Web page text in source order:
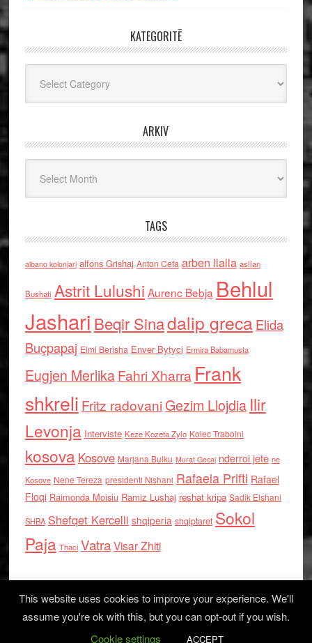
KATEGORITË
ARKIV
TAGS
albano kolonjari alfons Grishaj Anton Cefa arben llalla asllan
Bushati Astrit Lulushi Aurenc Bebja Behlul
Jashari Beqir Sinadalip grecaElida
Buçpapaj Elmi Berisha Enver Bytyci Ermira Babamusta
Eugjen MerlikaFahri Xharra Frank
shkreli Fritz radovaniGezim Llojdia Ilir
Levonja Interviste Keze Kozeta Zylo Kolec Traboini
kosova Kosove Marjana Bulku Murat Gecaj nderroi jete ne
Kosove Nene Tereza presidenti Nishani Rafaela Prifti Rafael
Floqi Raimonda Moisiu Ramiz Lushaj reshat kripa Sadik Elshani
SHBA Shefqet Kercelli shqiperia shqiptaret Sokol
Paja Thaci VatraVisar Zhiti
Log in
This website uses cookies to improve your experience. We'll
assume you're ok with this, but you can opt-out if you wish.
Cookie settings
ACCEPT